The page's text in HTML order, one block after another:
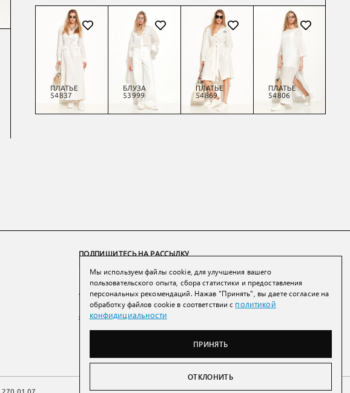
ПЛАТЬЕ
54837
БЛУЗА
53999
ПЛАТЬЕ
54869
ПЛАТЬЕ
54806
ПОДПИШИТЕСЬ НА РАССЫЛКУ
ПОДПИСАТЬСЯ
Нажимая на кнопку вы соглашаетесь сполитикой конфиденциальности и
обработки персональных данных
Мы используем файлы cookie, для улучшения вашего
пользовательского опыта, сбора статистики и предоставления
персональных рекомендаций. Нажав "Принять", вы даете согласие на
обработку файлов cookie в соответствии с политикой
конфидициальности
ПРИНЯТЬ
ОТКЛОНИТЬ